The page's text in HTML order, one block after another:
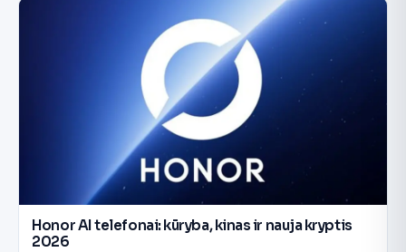
Honor AI telefonai: kūryba, kinas ir nauja kryptis
2026